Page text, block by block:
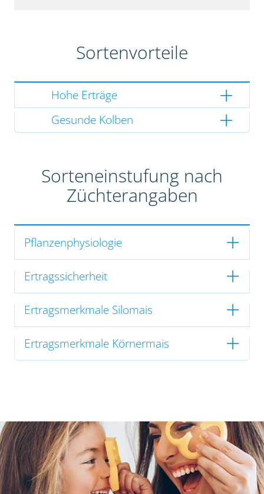
Sortenvorteile
Hohe Erträge
Gesunde Kolben
Sorteneinstufung nach
Züchterangaben
Pflanzenphysiologie
Ertragssicherheit
Ertragsmerkmale Silomais
Ertragsmerkmale Körnermais